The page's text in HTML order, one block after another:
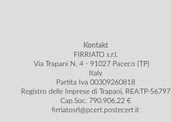
Kontakt
FIRRIATO s.r.l.
Via Trapani N. 4 - 91027 Paceco (TP)
Italy
Partita Iva 00309260818
Registro delle Imprese di Trapani, REA:TP-56797
Cap.Soc. 790.906,22 €
firriatosrl@pcert.postecert.it